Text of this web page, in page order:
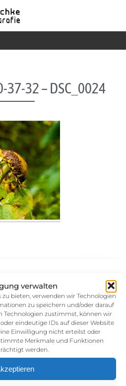
verwalten
bieten, verwenden wir Technologien
zu speichern und/oder darauf
Technologien zustimmst, können wir
eindeutige IDs auf dieser Website
Einwilligung nicht erteilst oder
Merkmale und Funktionen
werden.
37-32 – DSC_0024